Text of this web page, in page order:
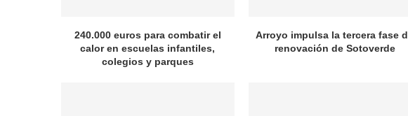
240.000 euros para combatir el
calor en escuelas infantiles,
colegios y parques
Arroyo impulsa la tercera fase
renovación de Sotoverde